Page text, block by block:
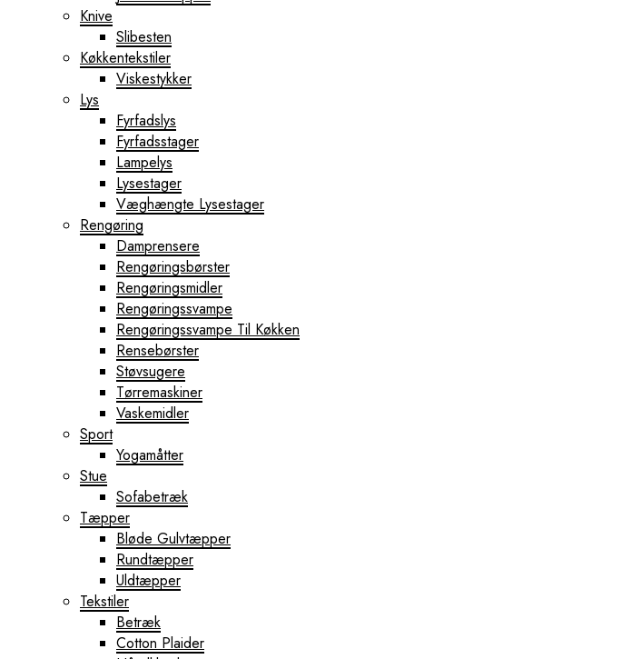
Knive
Slibesten
Køkkentekstiler
Viskestykker
Lys
Fyrfadslys
Fyrfadsstager
Lampelys
Lysestager
Væghængte Lysestager
Rengøring
Damprensere
Rengøringsbørster
Rengøringsmidler
Rengøringssvampe
Rengøringssvampe Til Køkken
Rensebørster
Støvsugere
Tørremaskiner
Vaskemidler
Sport
Yogamåtter
Stue
Sofabetræk
Tæpper
Bløde Gulvtæpper
Rundtæpper
Uldtæpper
Tekstiler
Betræk
Cotton Plaider